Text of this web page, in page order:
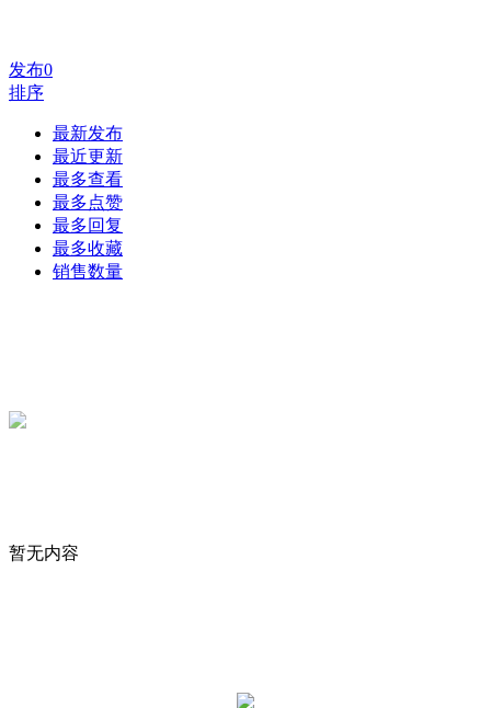
发布0
排序
最新发布
最近更新
最多查看
最多点赞
最多回复
最多收藏
销售数量
暂无内容